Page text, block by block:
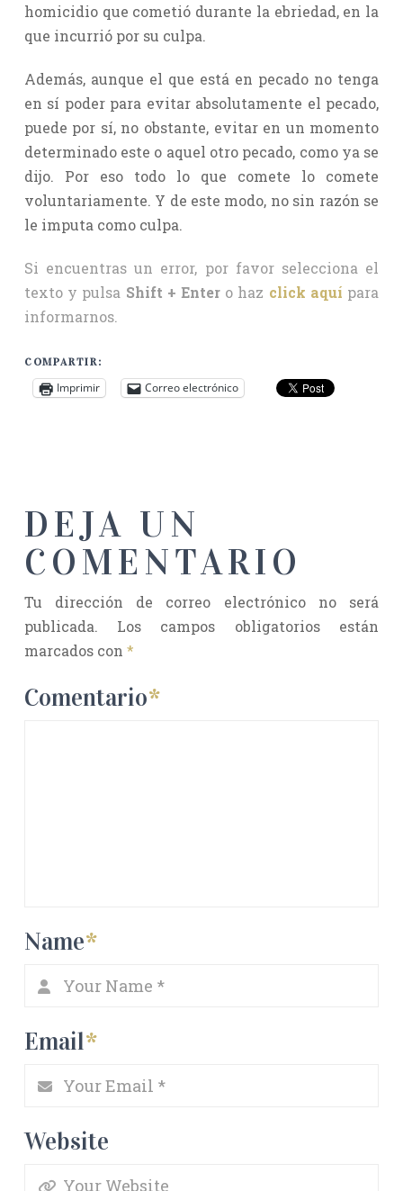
homicidio que cometió durante la ebriedad, en la
que incurrió por su culpa.
Además, aunque el que está en pecado no tenga
en sí poder para evitar absolutamente el pecado,
puede por sí, no obstante, evitar en un momento
determinado este o aquel otro pecado, como ya se
dijo. Por eso todo lo que comete lo comete
voluntariamente. Y de este modo, no sin razón se
le imputa como culpa.
Si encuentras un error, por favor selecciona el
texto y pulsa Shift + Enter o haz click aquí para
informarnos.
COMPARTIR:
Imprimir Correo electrónico
DEJA UN
COMENTARIO
Tu dirección de correo electrónico no será
publicada.
Los campos obligatorios están
marcados con *
Comentario*
Name*
Email*
Website